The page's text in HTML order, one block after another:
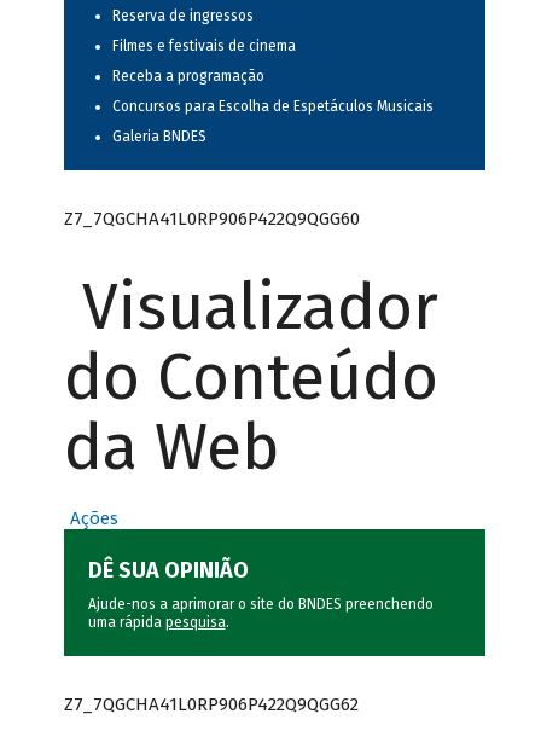
Reserva de ingressos
Filmes e festivais de cinema
Receba a programação
Concursos para Escolha de Espetáculos Musicais
Galeria BNDES
Z7_7QGCHA41L0RP906P422Q9QGG60
Visualizador
do Conteúdo
da Web
Ações
DÊ SUA OPINIÃO
Ajude-nos a aprimorar o site do BNDES preenchendo
uma rápida pesquisa.
Z7_7QGCHA41L0RP906P422Q9QGG62